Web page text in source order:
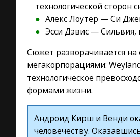
технологической сторон
Алекс Лоутер — Си
Эсси Дэвис — Сильвия,
Сюжет разворачивается
мегакорпорациями:
технологическое
формами жизни.
Андроид Кирш и Венди
человечеству.